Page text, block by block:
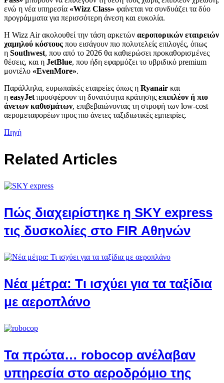
ενώ η νέα υπηρεσία «Wizz Class» φαίνεται να συνδυάζει τα δύο
προγράμματα για περισσότερη άνεση και ευκολία.
Η Wizz Air ακολουθεί την τάση αρκετών αεροπορικών εταιρειών
χαμηλού κόστους που εισάγουν πιο πολυτελείς επιλογές, όπως
η Southwest, που από το 2026 θα καθιερώσει προκαθορισμένες
θέσεις, και η JetBlue, που ήδη εφαρμόζει το υβριδικό premium
μοντέλο «EvenMore».
Παράλληλα, ευρωπαϊκές εταιρείες όπως η Ryanair και
η easyJet προσφέρουν τη δυνατότητα κράτησης επιπλέον ή πιο
άνετων καθισμάτων, επιβεβαιώνοντας τη στροφή των low-cost
αερομεταφορέων προς πιο άνετες ταξιδιωτικές εμπειρίες.
Πηγή
Related Articles
Πώς διαχειρίστηκε η SKY express
τις δυσκολίες στο FIR Αθηνών
Νέα μέτρα: Τι ισχύει για τα ταξίδια
με αεροπλάνο
Τα πρώτα… robocop ανέλαβαν
υπηρεσία στο αεροδρόμιο της